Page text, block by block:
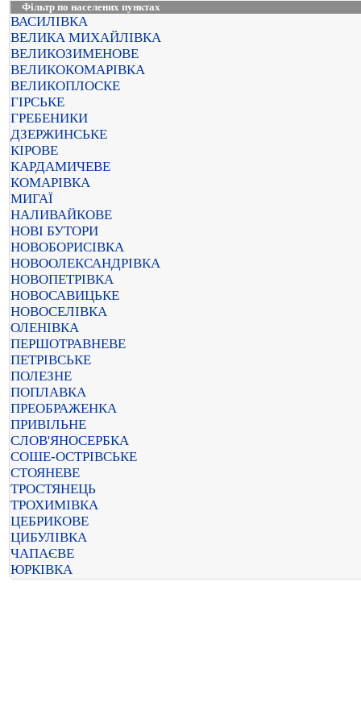
Фільтр по населених пунктах
ВАСИЛІВКА
ВЕЛИКА МИХАЙЛІВКА
ВЕЛИКОЗИМЕНОВЕ
ВЕЛИКОКОМАРІВКА
ВЕЛИКОПЛОСКЕ
ГІРСЬКЕ
ГРЕБЕНИКИ
ДЗЕРЖИНСЬКЕ
КІРОВЕ
КАРДАМИЧЕВЕ
КОМАРІВКА
МИГАЇ
НАЛИВАЙКОВЕ
НОВІ БУТОРИ
НОВОБОРИСІВКА
НОВООЛЕКСАНДРІВКА
НОВОПЕТРІВКА
НОВОСАВИЦЬКЕ
НОВОСЕЛІВКА
ОЛЕНІВКА
ПЕРШОТРАВНЕВЕ
ПЕТРІВСЬКЕ
ПОЛЕЗНЕ
ПОПЛАВКА
ПРЕОБРАЖЕНКА
ПРИВІЛЬНЕ
СЛОВ'ЯНОСЕРБКА
СОШЕ-ОСТРІВСЬКЕ
СТОЯНЕВЕ
ТРОСТЯНЕЦЬ
ТРОХИМІВКА
ЦЕБРИКОВЕ
ЦИБУЛІВКА
ЧАПАЄВЕ
ЮРКІВКА